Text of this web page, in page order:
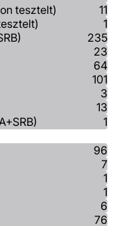
tesztelt)
11
1
235
23
64
101
3
13
1
96
7
1
1
6
76